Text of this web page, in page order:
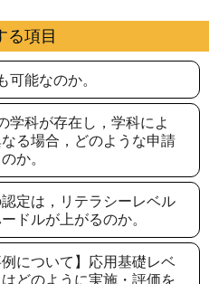
る項目
能なのか。
学科が存在し，学科によ
る場合，どのような申請
か。
定は，リテラシーレベル
ドルが上がるのか。
例について】応用基礎レベ
どのように実施・評価を